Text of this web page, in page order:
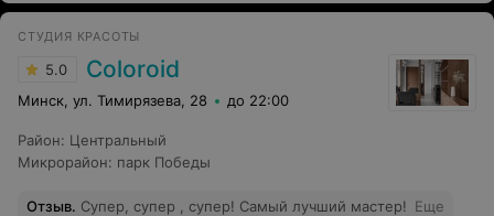
СТУДИЯ КРАСОТЫ
5.0 Coloroid
Минск, ул. Тимирязева, 28 до 22:00
Район: Центральный
Микрорайон: парк Победы
Отзыв. Супер, супер , супер! Самый лучший мастер! Еще